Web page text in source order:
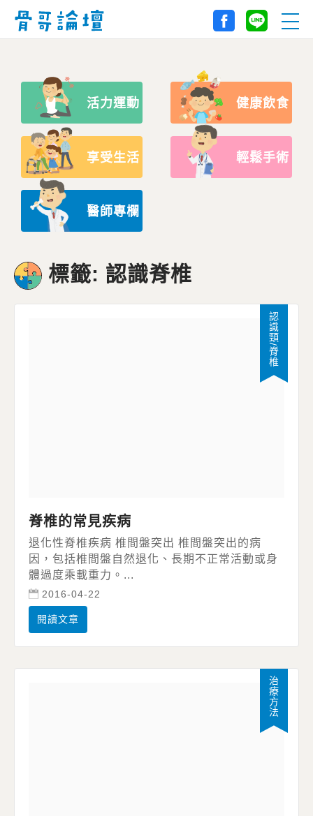
活力運動 健康飲食
享受生活 輕鬆手術
醫師專欄
標籤: 認識脊椎
脊椎的常見疾病
退化性脊椎疾病 椎間盤突出 椎間盤突出的病
因，包括椎間盤自然退化、長期不正常活動或身
體過度乘載重力。...
2016-04-22
閱讀文章
認識頸/脊椎
治療方法